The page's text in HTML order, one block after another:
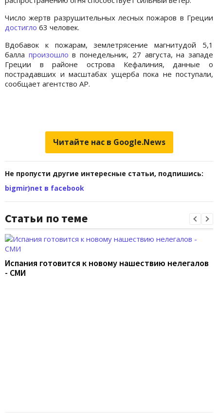
Число жертв разрушительных лесных пожаров в Греции
достигло 63 человек.
Вдобавок к пожарам, землетрясение магнитудой 5,1
балла произошло в понедельник, 27 августа, на западе
Греции в районе острова Кефалиния, данные о
пострадавших и масштабах ущерба пока не поступали,
сообщает агентство АР.
Читайте нас в Google.News
Не пропусти другие интересные статьи, подпишись:
bigmir)net в facebook
Статьи по теме
Испания готовится к новому нашествию нелегалов
- СМИ